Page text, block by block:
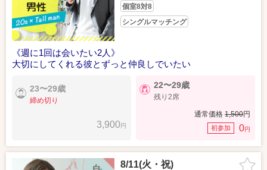
個室8対8
シングルマッチング
《週に1回は会いたい2人》
大切にしてくれる彼とずっと仲良しでいたい
23〜29歳
締め切り
3,900円
22〜29歳
残り2席
通常価格 1,500円
初参加 0円
8/11(火・祝)